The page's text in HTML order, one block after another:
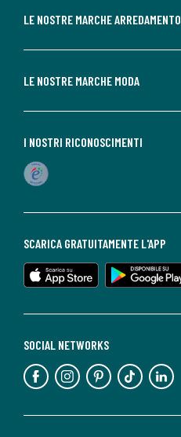
LE NOSTRE MARCHE ARREDAMENTO
LE NOSTRE MARCHE MODA
SOCIAL NETWORKS
SCARICA GRATUITAMENTE L'APP
I NOSTRI RICONOSCIMENTI